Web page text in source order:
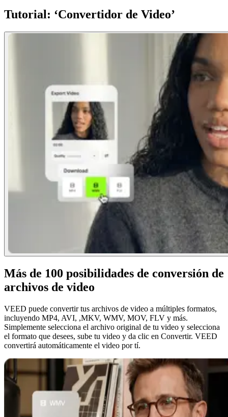
Tutorial: ‘Convertidor de Video’
Más de 100 posibilidades de conversión de
archivos de video
VEED puede convertir tus archivos de video a múltiples formatos,
incluyendo MP4, AVI, ,MKV, WMV, MOV, FLV y más.
Simplemente selecciona el archivo original de tu video y selecciona
el formato que desees, sube tu video y da clic en Convertir. VEED
convertirá automáticamente el video por tí.